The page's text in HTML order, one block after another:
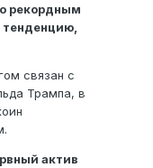
рекордным
тенденцию,
связан с
Трампа, в
актив